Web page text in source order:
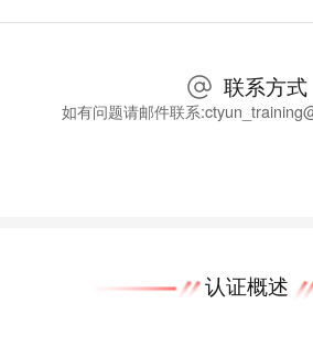
联系方式
如有问题请邮件联系
认证概述